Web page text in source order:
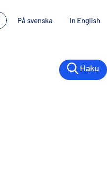
På svenska In English
Haku